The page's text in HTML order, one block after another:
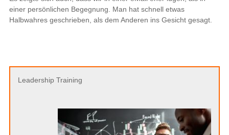
einer persönlichen Begegnung. Man hat schnell etwas
Halbwahres geschrieben, als dem Anderen ins Gesicht gesagt.
Leadership Training